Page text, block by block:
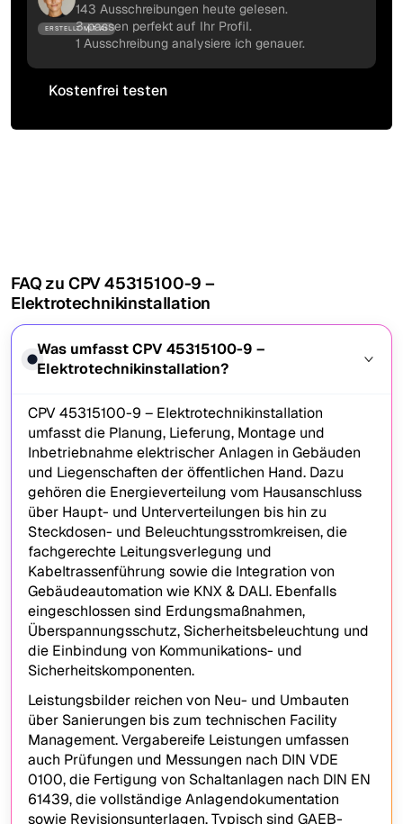
ERSTELLT MIT AI
143 Ausschreibungen heute gelesen.
3 passen perfekt auf Ihr Profil.
1 Ausschreibung analysiere ich genauer.
Kostenfrei testen
FAQ zu CPV 45315100-9 –
Elektrotechnikinstallation
Was umfasst CPV 45315100-9 –
Elektrotechnikinstallation?
CPV 45315100-9 – Elektrotechnikinstallation
umfasst die Planung, Lieferung, Montage und
Inbetriebnahme elektrischer Anlagen in Gebäuden
und Liegenschaften der öffentlichen Hand. Dazu
gehören die Energieverteilung vom Hausanschluss
über Haupt- und Unterverteilungen bis hin zu
Steckdosen- und Beleuchtungsstromkreisen, die
fachgerechte Leitungsverlegung und
Kabeltrassenführung sowie die Integration von
Gebäudeautomation wie KNX & DALI. Ebenfalls
eingeschlossen sind Erdungsmaßnahmen,
Überspannungsschutz, Sicherheitsbeleuchtung und
die Einbindung von Kommunikations- und
Sicherheitskomponenten.
Leistungsbilder reichen von Neu- und Umbauten
über Sanierungen bis zum technischen Facility
Management. Vergabereife Leistungen umfassen
auch Prüfungen und Messungen nach DIN VDE
0100, die Fertigung von Schaltanlagen nach DIN EN
61439, die vollständige Anlagendokumentation
sowie Revisionsunterlagen. Typisch sind GAEB-